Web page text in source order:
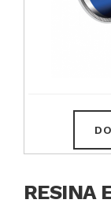
RESINA